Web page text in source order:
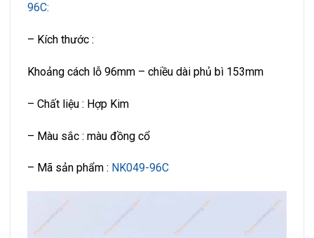
96C:
– Kích thước :
Khoảng cách lỗ 96mm – chiều dài phủ bì 153mm
– Chất liệu : Hợp Kim
– Màu sắc : màu đồng cổ
– Mã sản phẩm : NK049-96C